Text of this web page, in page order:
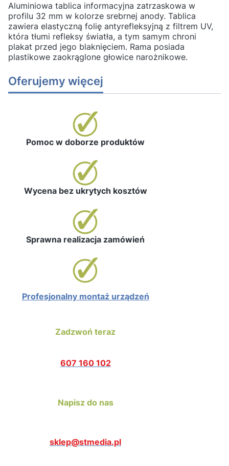
Aluminiowa tablica informacyjna zatrzaskowa w
profilu 32 mm w kolorze srebrnej anody. Tablica
zawiera elastyczną folię antyrefleksyjną z filtrem UV,
która tłumi refleksy światła, a tym samym chroni
plakat przed jego blaknięciem. Rama posiada
plastikowe zaokrąglone głowice narożnikowe.
Oferujemy więcej
Pomoc w doborze produktów
Wycena bez ukrytych kosztów
Sprawna realizacja zamówień
Profesjonalny montaż urządzeń
Zadzwoń teraz
607 160 102
Napisz do nas
sklep@stmedia.pl